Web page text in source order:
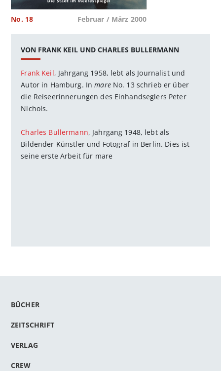
No. 18 Februar / März 2000
VON FRANK KEIL UND CHARLES BULLERMANN
Frank Keil, Jahrgang 1958, lebt als Journalist und
Autor in Hamburg. InmareNo. 13 schrieb er über
die Reiseerinnerungen des Einhandseglers Peter
Nichols.
Charles Bullermann, Jahrgang 1948, lebt als
Bildender Künstler und Fotograf in Berlin. Dies ist
seine erste Arbeit für mare
BÜCHER
ZEITSCHRIFT
VERLAG
CREW